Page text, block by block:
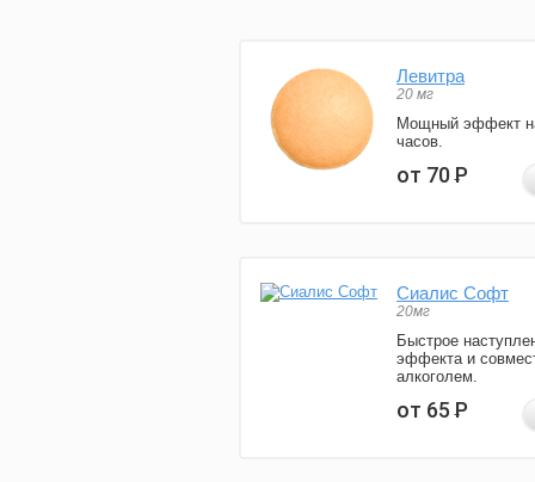
Левитра
20 мг
Мощный эффект
часов.
от 70Р
Сиалис Софт
20мг
Быстрое
эффекта и
алкоголем.
от 65Р